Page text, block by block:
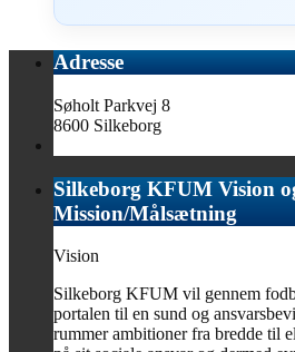
Adresse
Søholt Parkvej 8
8600 Silkeborg
Silkeborg KFUM Vision
Mission/Målsætning
Vision
Silkeborg KFUM vil gennem
portalen til en sund og
rummer ambitioner fra bredde til